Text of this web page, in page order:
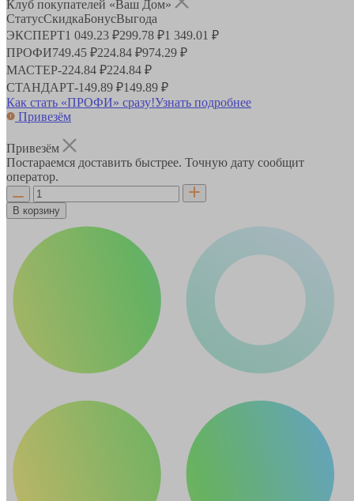
Клуб покупателей «Ваш Дом»
СтатусСкидкаБонусВыгода
ЭКСПЕРТ1 049.23 ₽299.78 ₽1 349.01 ₽
ПРОФИ749.45 ₽224.84 ₽974.29 ₽
МАСТЕР-224.84 ₽224.84 ₽
СТАНДАРТ-149.89 ₽149.89 ₽
Как стать «ПРОФИ» сразу!Узнать подробнее
Привезём
Привезём
Постараемся доставить быстрее. Точную дату сообщит
оператор.
В корзину